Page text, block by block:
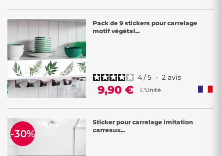
Pack de 9 stickers pour carrelage
motif végétal...
4/5 - 2 avis
9,90 € L'Unité
Sticker pour carrelage imitation
carreaux...
-30%